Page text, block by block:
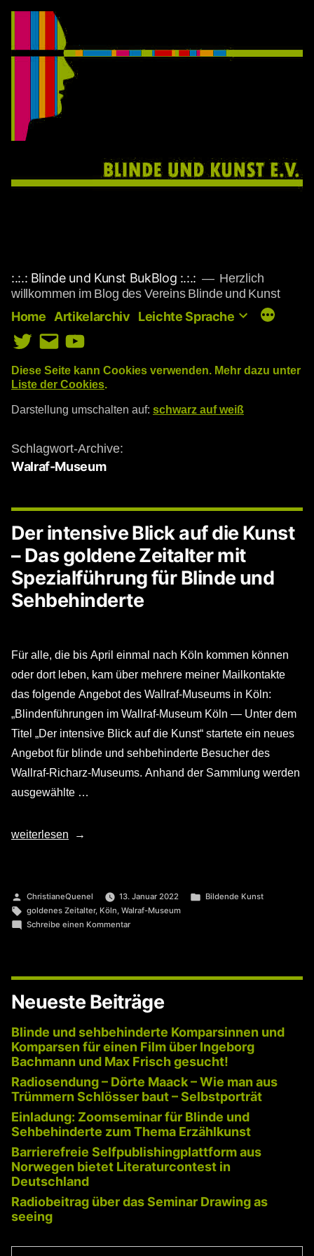
Zum
springen
:.:.: Blinde und Kunst BukBlog :.:.:
Herzlich
willkommen im Blog des Vereins Blinde und Kunst
Home Artikelarchiv Leichte Sprache
TwitterE-
YouTube
Diese Seite kann Cookies verwenden. Mehr dazu unter
Liste der Cookies.
Darstellung umschalten auf: schwarz auf weiß
Schlagwort-Archive:
Walraf-Museum
Der intensive Blick auf die Kunst
– Das goldene Zeitalter mit
Spezialführung für Blinde und
Sehbehinderte
Für alle, die bis April einmal nach Köln kommen können
oder dort leben, kam über mehrere meiner Mailkontakte
das folgende Angebot des Wallraf-Museums in Köln:
„Blindenführungen im Wallraf-Museum Köln — Unter dem
Titel „Der intensive Blick auf die Kunst“ startete ein neues
Angebot für blinde und sehbehinderte Besucher des
Wallraf-Richarz-Museums. Anhand der Sammlung werden
ausgewählte …
„Der
auf
die
Kunst
goldene
Zeitalter
mit
Spezialführung
für
Blinde
und
Sehbehinderte“
weiterlesen
Veröffentlicht
von
ChristianeQuenel 13. Januar 2022
Veröffentlicht
Bildende Kunst
Schlagwörter:
goldenes Zeitalter, Köln, Walraf-Museum
Schreibe einen Kommentarzu
auf
die
Kunst
Das
goldene
Zeitalter
mit
Spezialführung
Blinde
und
Sehbehinderte
Neueste Beiträge
Blinde und sehbehinderte Komparsinnen und
Komparsen für einen Film über Ingeborg
Bachmann und Max Frisch gesucht!
Radiosendung – Dörte Maack – Wie man aus
Trümmern Schlösser baut – Selbstporträt
Einladung: Zoomseminar für Blinde und
Sehbehinderte zum Thema Erzählkunst
Barrierefreie Selfpublishingplattform aus
Norwegen bietet Literaturcontest in
Deutschland
Radiobeitrag über das Seminar Drawing as
seeing